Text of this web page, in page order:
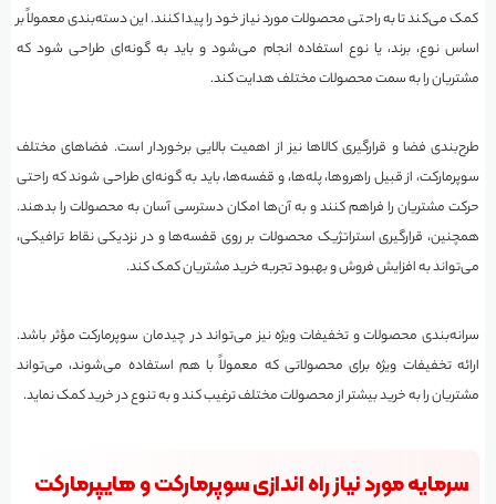
کمک می‌کند تا به راحتی محصولات مورد نیاز خود را پیدا کنند. این دسته‌بندی معمولاً بر
اساس نوع، برند، یا نوع استفاده انجام می‌شود و باید به گونه‌ای طراحی شود که
مشتریان را به سمت محصولات مختلف هدایت کند.
طرح‌بندی فضا و قرارگیری کالاها نیز از اهمیت بالایی برخوردار است. فضاهای مختلف
سوپرمارکت، از قبیل راهروها، پله‌ها، و قفسه‌ها، باید به گونه‌ای طراحی شوند که راحتی
حرکت مشتریان را فراهم کنند و به آن‌ها امکان دسترسی آسان به محصولات را بدهند.
همچنین، قرارگیری استراتژیک محصولات بر روی قفسه‌ها و در نزدیکی نقاط ترافیکی،
می‌تواند به افزایش فروش و بهبود تجربه خرید مشتریان کمک کند.
سرانه‌بندی محصولات و تخفیفات ویژه نیز می‌تواند در چیدمان سوپرمارکت مؤثر باشد.
ارائه تخفیفات ویژه برای محصولاتی که معمولاً با هم استفاده می‌شوند، می‌تواند
مشتریان را به خرید بیشتر از محصولات مختلف ترغیب کند و به تنوع در خرید کمک نماید.
سرمایه مورد نیاز راه اندازی سوپرمارکت و هایپرمارکت